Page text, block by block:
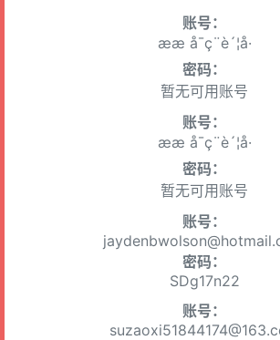
账号：
ææ å¯ç¨è´¦å·
密码：
暂无可用账号
账号：
ææ å¯ç¨è´¦å·
密码：
暂无可用账号
账号：
密码：
SDg17n22
账号：